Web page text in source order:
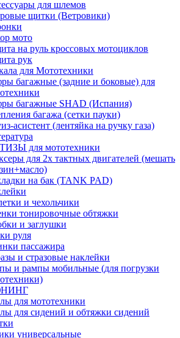
для шлемов
щитки (Ветровики)
мото
на руль кроссовых мотоциклов
рук
для Мототехники
багажные (задние и боковые) для
багажные SHAD (Испания)
багажа (сетки пауки)
асистент (лентяйка на ручку газа)
для мототехники
для 2х тактных двигателей (мешать
на бак (TANK PAD)
и чехольчики
тонировочные обтяжки
и заглушки
руля
пассажира
и стразовые наклейки
и рампы мобильные (для погрузки
для мототехники
для сидений и обтяжки сидений
универсальные